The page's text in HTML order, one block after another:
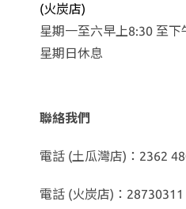
(火炭店)
星期一至六早上8:30 至下
星期日休息
聯絡我們
電話 (土瓜灣店)：2362
電話 (火炭店)：28730311